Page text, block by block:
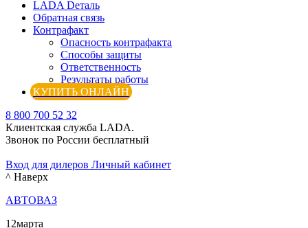
LADA Dеталь
Обратная связь
Контрафакт
Опасность контрафакта
Способы защиты
Ответственность
Результаты работы
КУПИТЬ ОНЛАЙН
8 800 700 52 32
Клиентская служба LADA.
Звонок по России бесплатный
Вход для дилеров Личный кабинет
^ Наверх
АВТОВАЗ
12марта